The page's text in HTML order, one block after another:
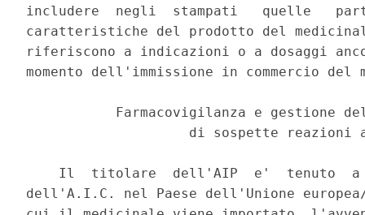
includere  negli  stampati   quelle
caratteristiche del prodotto del
riferiscono a indicazioni o a dosaggi
momento dell'immissione in commercio
Farmacovigilanza e gestione
di sospette reazioni
Il  titolare  dell'AIP  e'  tenuto
dell'A.I.C. nel Paese dell'Unione europea/